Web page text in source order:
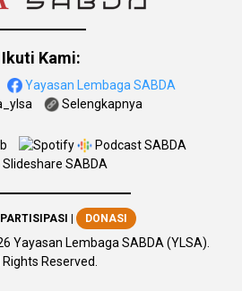
Ikuti Kami:
Yayasan Lembaga SABDA
Selengkapnya
Podcast SABDA
Slideshare SABDA
PARTISIPASI DONASI
Yayasan Lembaga SABDA (YLSA).
Rights Reserved.